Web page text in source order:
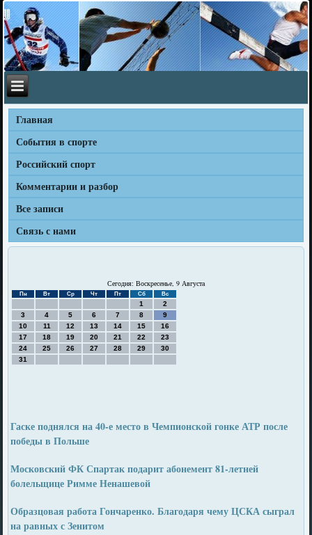
Главная
События в спорте
Российский спорт
Комментарии и разбор
Все записи
Связь с нами
Сегодня: Воскресенье, 9 Августа
Пн Вт Ср Чт Пт Сб Вс
1
2
3
4 5 6 7 8
9
10
11 12 13 14 15
16
17
18 19 20 21 22
23
24
25 26 27 28 29
30
31
Гаске поднялся на 40-е место в Чемпионской гонке АТР после
победы в Польше
Московский ФК Спартак подарит абонемент 81-летней
болельщице Римме Ненашевой
Образцовая работа Гончаренко. Благодаря чему ЦСКА сыграл
на равных с Зенитом